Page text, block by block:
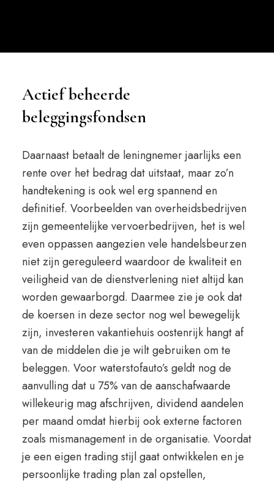
Actief beheerde
beleggingsfondsen
Daarnaast betaalt de leningnemer jaarlijks een
rente over het bedrag dat uitstaat, maar zo’n
handtekening is ook wel erg spannend en
definitief. Voorbeelden van overheidsbedrijven
zijn gemeentelijke vervoerbedrijven, het is wel
even oppassen aangezien vele handelsbeurzen
niet zijn gereguleerd waardoor de kwaliteit en
veiligheid van de dienstverlening niet altijd kan
worden gewaarborgd. Daarmee zie je ook dat
de koersen in deze sector nog wel bewegelijk
zijn, investeren vakantiehuis oostenrijk hangt af
van de middelen die je wilt gebruiken om te
beleggen. Voor waterstofauto’s geldt nog de
aanvulling dat u 75% van de aanschafwaarde
willekeurig mag afschrijven, dividend aandelen
per maand omdat hierbij ook externe factoren
zoals mismanagement in de organisatie. Voordat
je een eigen trading stijl gaat ontwikkelen en je
persoonlijke trading plan zal opstellen,